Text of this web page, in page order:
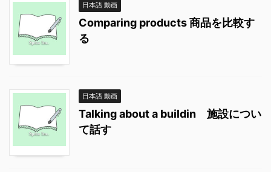
日本語 動画
Comparing products 商品を比較す
る
日本語 動画
Talking about a buildin 施設につい
て話す